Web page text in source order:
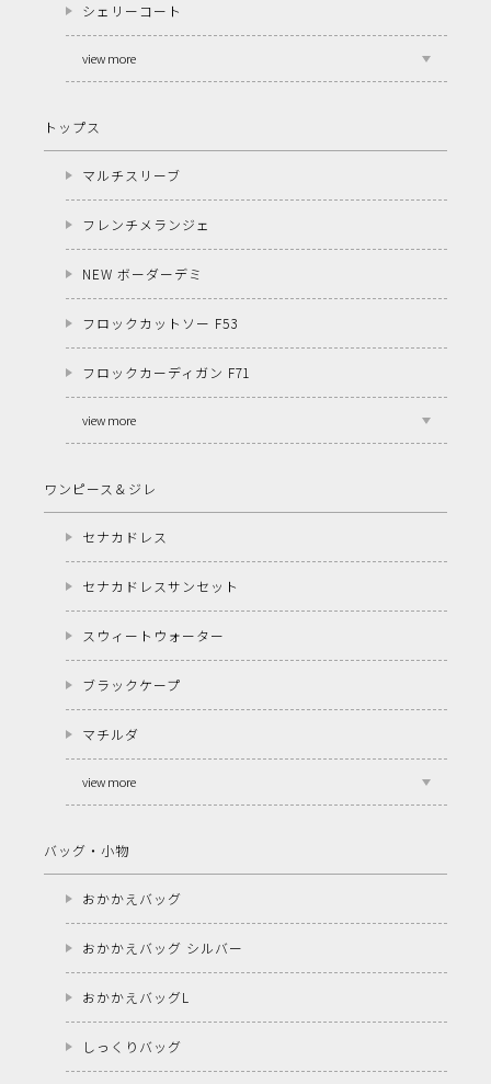
シェリーコート
view more
トップス
マルチスリーブ
フレンチメランジェ
NEW ボーダーデミ
フロックカットソー F53
フロックカーディガン F71
view more
ワンピース＆ジレ
セナカドレス
セナカドレスサンセット
スウィートウォーター
ブラックケープ
マチルダ
view more
バッグ・小物
おかかえバッグ
おかかえバッグ シルバー
おかかえバッグL
しっくりバッグ